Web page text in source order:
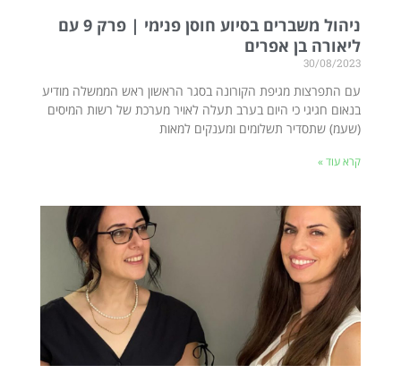
ניהול משברים בסיוע חוסן פנימי | פרק 9 עם
ליאורה בן אפרים
30/08/2023
עם התפרצות מגיפת הקורונה בסגר הראשון ראש הממשלה מודיע
בנאום חגיגי כי היום בערב תעלה לאויר מערכת של רשות המיסים
(שעמ) שתסדיר תשלומים ומענקים למאות
קרא עוד »